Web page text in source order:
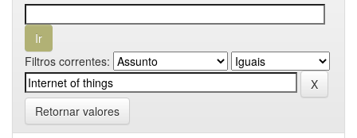
Filtros correntes:
Retornar valores